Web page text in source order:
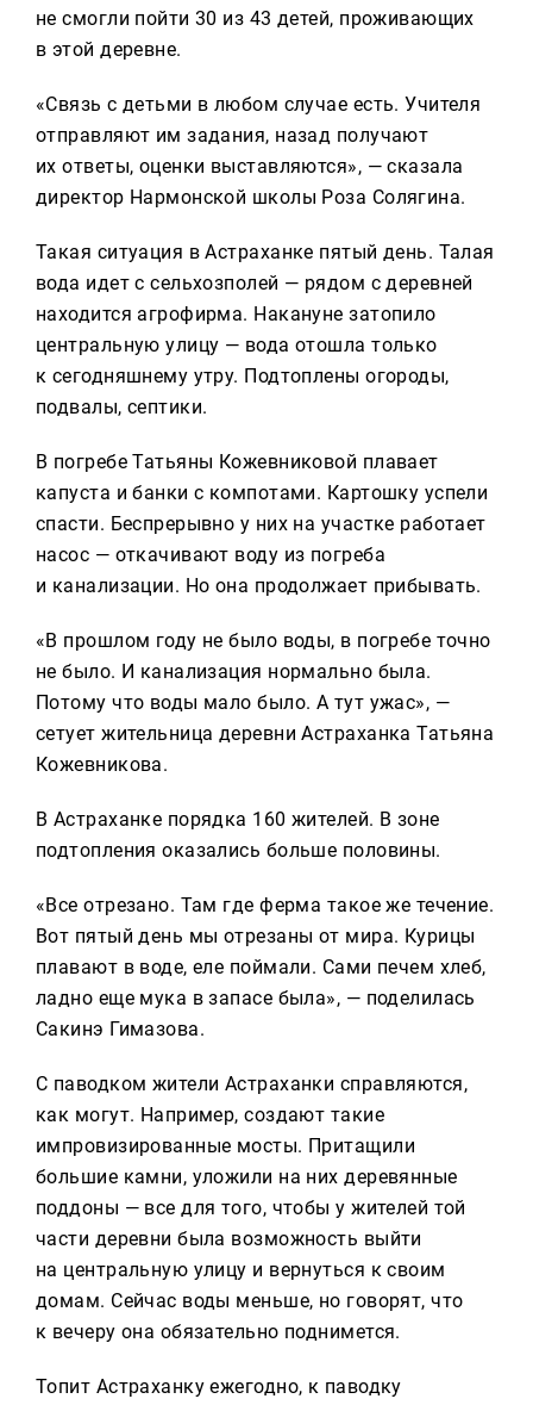
не смогли пойти 30 из 43 детей, проживающих
в этой деревне.
«Связь с детьми в любом случае есть. Учителя
отправляют им задания, назад получают
их ответы, оценки выставляются», — сказала
директор Нармонской школы Роза Солягина.
Такая ситуация в Астраханке пятый день. Талая
вода идет с сельхозполей — рядом с деревней
находится агрофирма. Накануне затопило
центральную улицу — вода отошла только
к сегодняшнему утру. Подтоплены огороды,
подвалы, септики.
В погребе Татьяны Кожевниковой плавает
капуста и банки с компотами. Картошку успели
спасти. Беспрерывно у них на участке работает
насос — откачивают воду из погреба
и канализации. Но она продолжает прибывать.
«В прошлом году не было воды, в погребе точно
не было. И канализация нормально была.
Потому что воды мало было. А тут ужас», —
сетует жительница деревни Астраханка Татьяна
Кожевникова.
В Астраханке порядка 160 жителей. В зоне
подтопления оказались больше половины.
«Все отрезано. Там где ферма такое же течение.
Вот пятый день мы отрезаны от мира. Курицы
плавают в воде, еле поймали. Сами печем хлеб,
ладно еще мука в запасе была», — поделилась
Сакинэ Гимазова.
С паводком жители Астраханки справляются,
как могут. Например, создают такие
импровизированные мосты. Притащили
большие камни, уложили на них деревянные
поддоны — все для того, чтобы у жителей той
части деревни была возможность выйти
на центральную улицу и вернуться к своим
домам. Сейчас воды меньше, но говорят, что
к вечеру она обязательно поднимется.
Топит Астраханку ежегодно, к паводку